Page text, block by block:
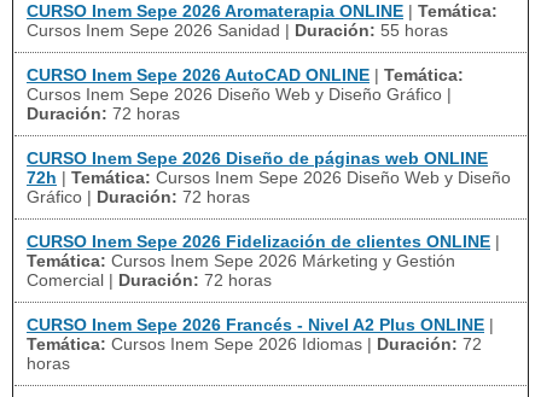
CURSO Inem Sepe 2026 Aromaterapia ONLINE | Temática:
Cursos Inem Sepe 2026 Sanidad | Duración: 55 horas
CURSO Inem Sepe 2026 AutoCAD ONLINE | Temática:
Cursos Inem Sepe 2026 Diseño Web y Diseño Gráfico |
Duración: 72 horas
CURSO Inem Sepe 2026 Diseño de páginas web ONLINE
72h | Temática: Cursos Inem Sepe 2026 Diseño Web y Diseño
Gráfico | Duración: 72 horas
CURSO Inem Sepe 2026 Fidelización de clientes ONLINE |
Temática: Cursos Inem Sepe 2026 Márketing y Gestión
Comercial | Duración: 72 horas
CURSO Inem Sepe 2026 Francés - Nivel A2 Plus ONLINE |
Temática: Cursos Inem Sepe 2026 Idiomas | Duración: 72
horas